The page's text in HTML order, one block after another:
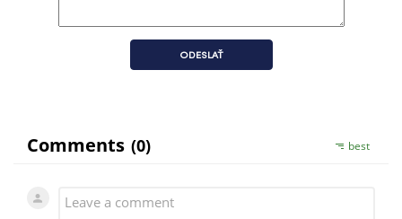
ODESLAŤ